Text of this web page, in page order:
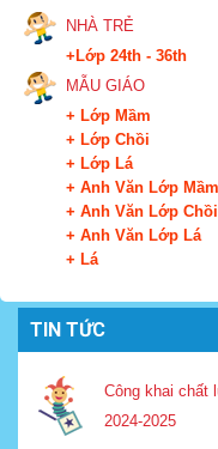
NHÀ TRẺ
+Lớp 24th - 36th
MẪU GIÁO
+ Lớp Mầm
+ Lớp Chồi
+ Lớp Lá
+ Anh Văn Lớp Mầm
+ Anh Văn Lớp Chồi
+ Anh Văn Lớp Lá
+ Lá
TIN TỨC
Công khai chất
2024-2025